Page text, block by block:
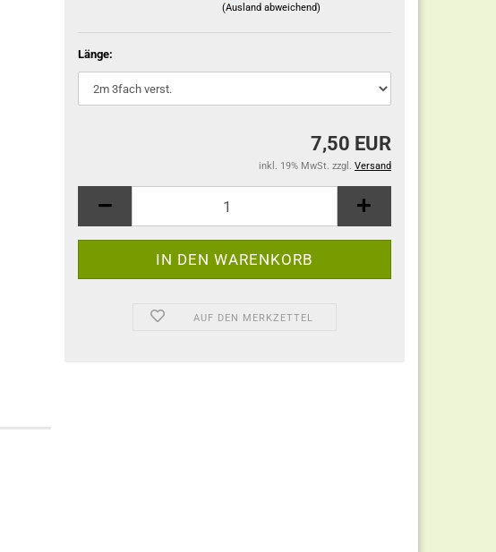
(Ausland abweichend)
Länge:
7,50 EUR
inkl. 19% MwSt. zzgl. Versand
AUF DEN MERKZETTEL